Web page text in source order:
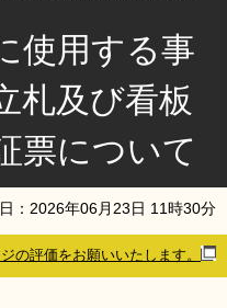
使用する事
札及び看板
票について
： 2026年06月 23日 11時30分
の評価をお願いいたします。